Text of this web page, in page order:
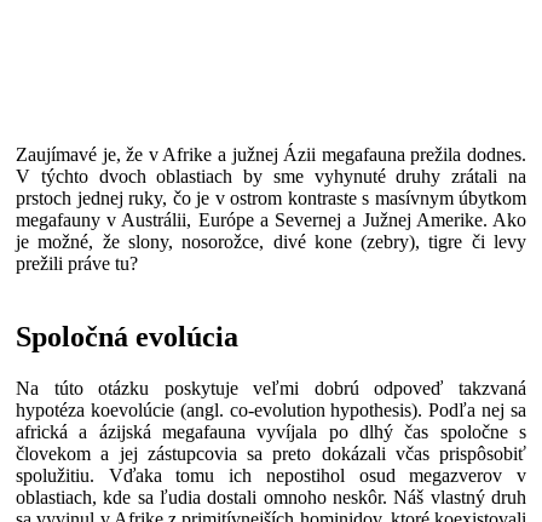
Zaujímavé je, že v Afrike a južnej Ázii megafauna prežila dodnes.
V týchto dvoch oblastiach by sme vyhynuté druhy zrátali na
prstoch jednej ruky, čo je v ostrom kontraste s masívnym úbytkom
megafauny v Austrálii, Európe a Severnej a Južnej Amerike. Ako
je možné, že slony, nosorožce, divé kone (zebry), tigre či levy
prežili práve tu?
Spoločná evolúcia
Na túto otázku poskytuje veľmi dobrú odpoveď takzvaná
hypotéza koevolúcie (angl. co-evolution hypothesis). Podľa nej sa
africká a ázijská megafauna vyvíjala po dlhý čas spoločne s
človekom a jej zástupcovia sa preto dokázali včas prispôsobiť
spolužitiu. Vďaka tomu ich nepostihol osud megazverov v
oblastiach, kde sa ľudia dostali omnoho neskôr. Náš vlastný druh